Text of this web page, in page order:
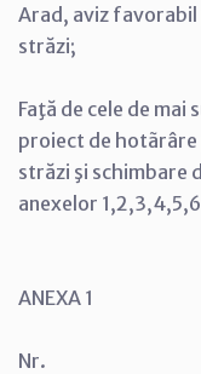
Arad, aviz
străzi;
Faţă de cele de mai
proiect de hotãrâre
străzi şi schimbare
anexelor
ANEXA 1
Nr.